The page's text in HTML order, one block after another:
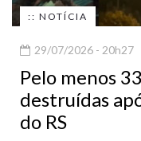
:: NOTÍCIA
29/07/2026 - 20h27
Pelo menos
destruídas
do RS